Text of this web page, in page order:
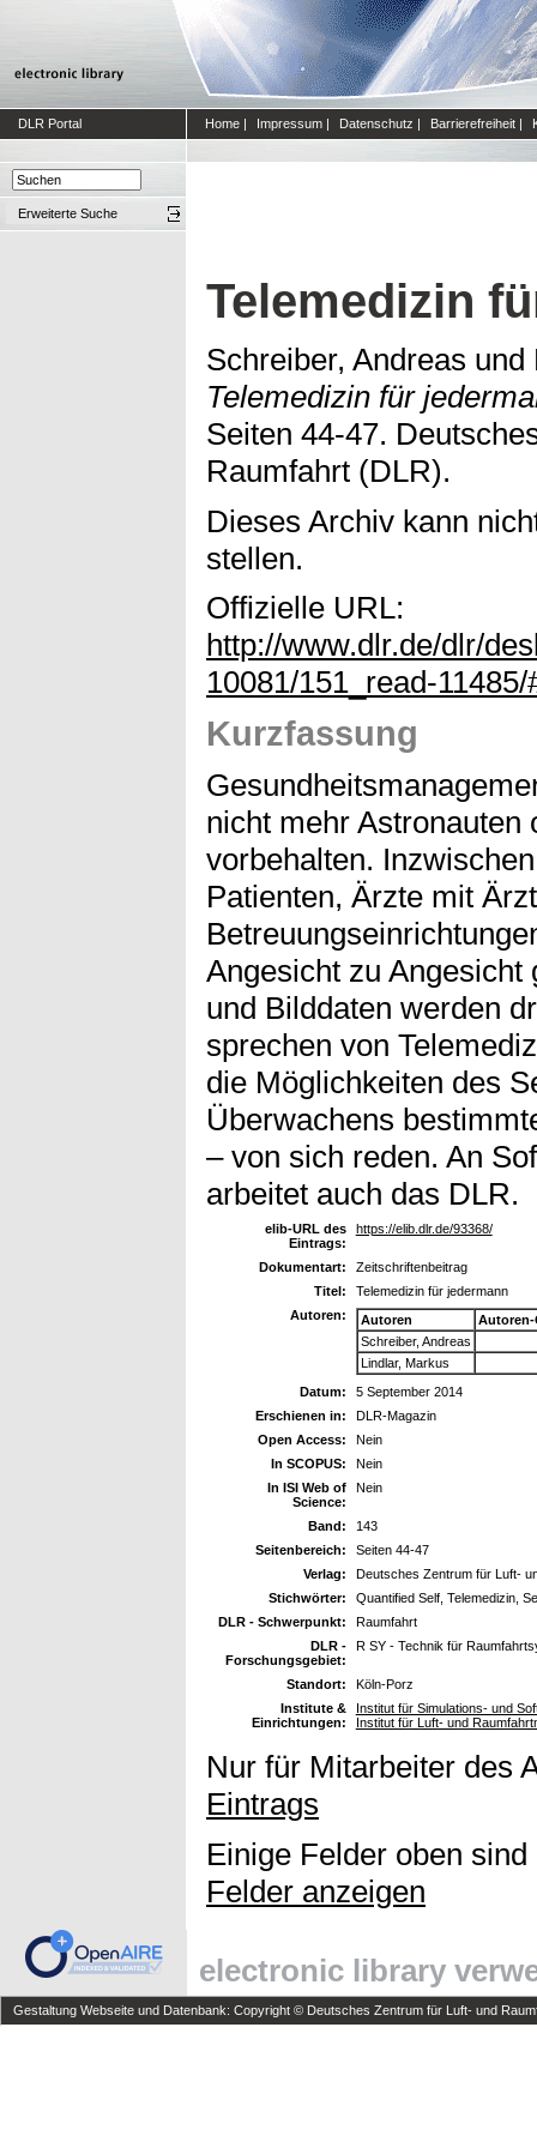
DLR Portal Home | Impressum | Datenschutz | Barrierefreiheit |
Erweiterte Suche
Telemedizin
Schreiber, Andreas und
Telemedizin für
Seiten 44-47.
Raumfahrt (DLR).
Dieses Archiv kann
stellen.
Offizielle URL:
http://www.dlr.de/dlr/
10081/151_read-
Kurzfassung
nicht mehr Astronauten
vorbehalten.
Patienten, Ärzte mit
Angesicht zu Angesicht
und Bilddaten werden
sprechen von
die Möglichkeiten des
Überwachens
– von sich reden. An
arbeitet auch das DLR.
elib-URL des
Eintrags:
https://elib.dlr.de/93368/
Dokumentart:
Zeitschriftenbeitrag
Titel:
Telemedizin für jedermann
Autoren:
Autoren
Autoren-
Schreiber, Andreas
Lindlar, Markus
Datum:
5 September 2014
Erschienen in:
DLR-Magazin
Open Access:
Nein
In SCOPUS:
Nein
In ISI Web of
Science:
Nein
Band:
143
Seitenbereich:
Seiten 44-47
Verlag:
Deutsches Zentrum für Luft-
Stichwörter:
Quantified Self, Telemedizin,
DLR - Schwerpunkt:
Raumfahrt
DLR -
Forschungsgebiet:
R SY - Technik für
Standort:
Köln-Porz
Institute &
Einrichtungen:
Institut für Simulations- und
Institut für Luft- und
Nur für Mitarbeiter des
Eintrags
Einige Felder oben
Felder anzeigen
electronic library
Gestaltung Webseite und Datenbank: Copyright © Deutsches Zentrum für Luft- und